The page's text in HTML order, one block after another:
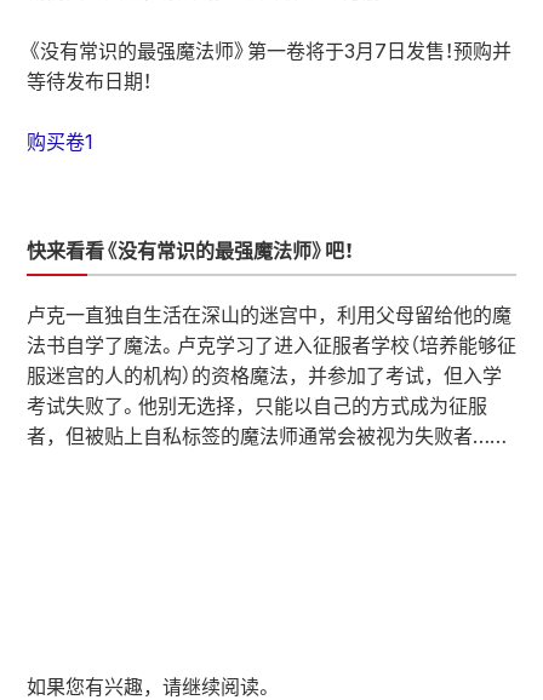
《没有常识的最强魔法师》第一卷将于3月7日发售！预购并
等待发布日期！
购买卷1
快来看看《没有常识的最强魔法师》吧！
卢克一直独自生活在深山的迷宫中，利用父母留给他的魔
法书自学了魔法。卢克学习了进入征服者学校（培养能够征
服迷宫的人的机构）的资格魔法，并参加了考试，但入学
考试失败了。他别无选择，只能以自己的方式成为征服
者，但被贴上自私标签的魔法师通常会被视为失败者……
如果您有兴趣，请继续阅读。